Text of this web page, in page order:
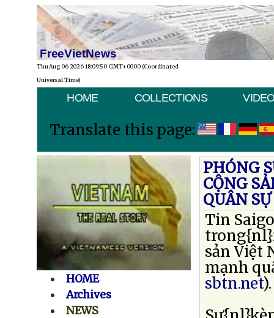
FreeVietNews
Thu Aug 06 2026 18:09:50 GMT+0000 (Coordinated
Universal Time)
HOME COLLECTIONS
Translate this page:
HOME
Archives
NEWS
PHÓNG
CỘNG
QUÂN
Tin
sản Việt
mạnh
sbtn.net).